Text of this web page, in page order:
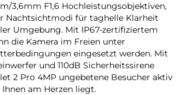
3,6mm F1,6 Hochleistungsobjektiven,
Nachtsichtmodi für taghelle Klarheit
Umgebung. Mit IP67-zertifiziertem
die Kamera im Freien unter
eingesetzt werden. Mit
und 110dB Sicherheitssirene
2 Pro 4MP ungebetene Besucher aktiv
am Herzen liegt.